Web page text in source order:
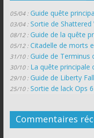
05/04 : Guide quête
03/04 : Sortie de Shattered
08/12 : Guide de la quête
05/12 : Citadelle de morts
31/10 : Guide de Terminus
30/10 : La quête principale
29/10 : Guide de Liberty
25/10 : Sortie de lack Ops 6
Commentaires